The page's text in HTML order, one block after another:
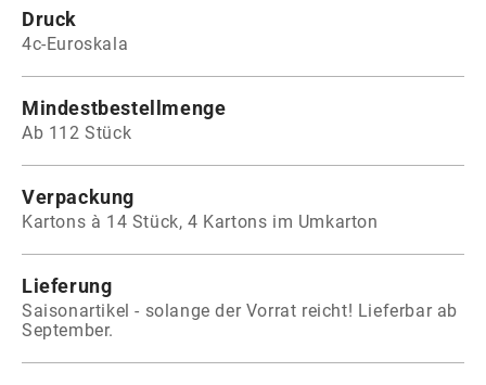
Druck
4c-Euroskala
Mindestbestellmenge
Ab 112 Stück
Verpackung
Kartons à 14 Stück, 4 Kartons im Umkarton
Lieferung
Saisonartikel - solange der Vorrat reicht! Lieferbar ab
September.